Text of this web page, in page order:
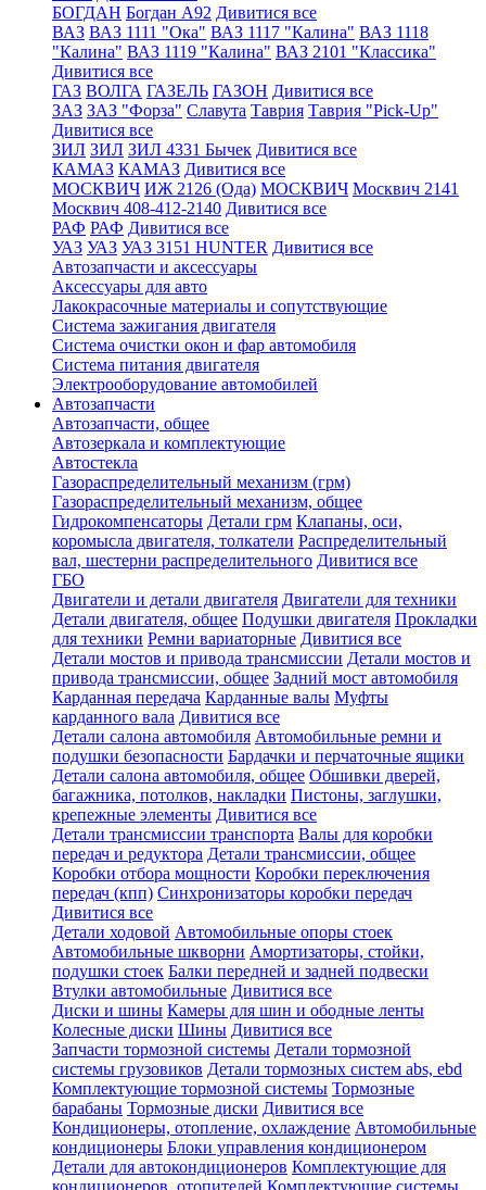
БОГДАН Богдан А92 Дивитися все
ВАЗ ВАЗ 1111 "Ока" ВАЗ 1117 "Калина" ВАЗ 1118
"Калина" ВАЗ 1119 "Калина" ВАЗ 2101 "Классика"
Дивитися все
ГАЗ ВОЛГА ГАЗЕЛЬ ГАЗОН Дивитися все
ЗАЗ ЗАЗ "Форза" Славута Таврия Таврия "Pick-Up"
Дивитися все
ЗИЛ ЗИЛ ЗИЛ 4331 Бычек Дивитися все
КАМАЗ КАМАЗ Дивитися все
МОСКВИЧ ИЖ 2126 (Ода) МОСКВИЧ Москвич 2141
Москвич 408-412-2140 Дивитися все
РАФ РАФ Дивитися все
УАЗ УАЗ УАЗ 3151 HUNTER Дивитися все
Автозапчасти и аксессуары
Аксессуары для авто
Лакокрасочные материалы и сопутствующие
Система зажигания двигателя
Система очистки окон и фар автомобиля
Система питания двигателя
Электрооборудование автомобилей
Автозапчасти
Автозапчасти, общее
Автозеркала и комплектующие
Автостекла
Газораспределительный механизм (грм)
Газораспределительный механизм, общее
Гидрокомпенсаторы Детали грм Клапаны, оси,
коромысла двигателя, толкатели Распределительный
вал, шестерни распределительного Дивитися все
ГБО
Двигатели и детали двигателя Двигатели для техники
Детали двигателя, общее Подушки двигателя Прокладки
для техники Ремни вариаторные Дивитися все
Детали мостов и привода трансмиссии Детали мостов и
привода трансмиссии, общее Задний мост автомобиля
Карданная передача Карданные валы Муфты
карданного вала Дивитися все
Детали салона автомобиля Автомобильные ремни и
подушки безопасности Бардачки и перчаточные ящики
Детали салона автомобиля, общее Обшивки дверей,
багажника, потолков, накладки Пистоны, заглушки,
крепежные элементы Дивитися все
Детали трансмиссии транспорта Валы для коробки
передач и редуктора Детали трансмиссии, общее
Коробки отбора мощности Коробки переключения
передач (кпп) Синхронизаторы коробки передач
Дивитися все
Детали ходовой Автомобильные опоры стоек
Автомобильные шкворни Амортизаторы, стойки,
подушки стоек Балки передней и задней подвески
Втулки автомобильные Дивитися все
Диски и шины Камеры для шин и ободные ленты
Колесные диски Шины Дивитися все
Запчасти тормозной системы Детали тормозной
системы грузовиков Детали тормозных систем abs, ebd
Комплектующие тормозной системы Тормозные
барабаны Тормозные диски Дивитися все
Кондиционеры, отопление, охлаждение Автомобильные
кондиционеры Блоки управления кондиционером
Детали для автокондиционеров Комплектующие для
кондиционеров, отопителей Комплектующие системы